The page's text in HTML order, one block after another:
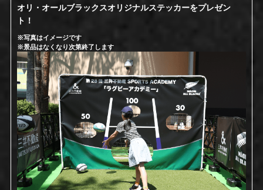
オリ・オールブラックスオリジナルステッカーをプレゼン
ト！
※写真はイメージです
※景品はなくなり次第終了します